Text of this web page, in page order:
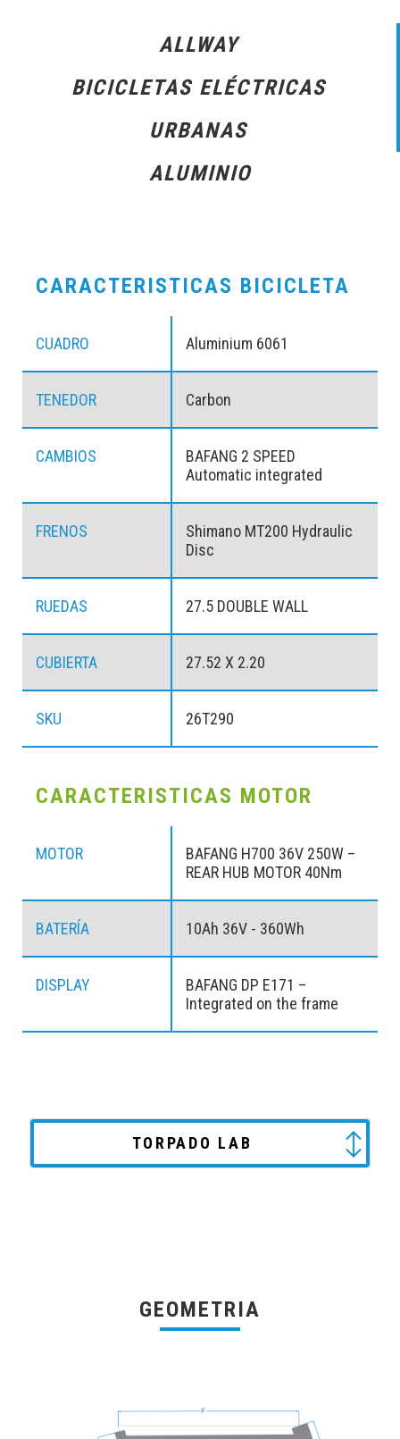
ALLWAY
BICICLETAS ELÉCTRICAS
URBANAS
ALUMINIO
CARACTERISTICAS BICICLETA
CUADRO Aluminium 6061
TENEDOR Carbon
CAMBIOS
BAFANG 2 SPEED
Automatic integrated
FRENOS
Shimano MT200 Hydraulic
Disc
RUEDAS 27.5 DOUBLE WALL
CUBIERTA 27.52 X 2.20
SKU 26T290
CARACTERISTICAS MOTOR
MOTOR
BAFANG H700 36V 250W –
REAR HUB MOTOR 40Nm
BATERÍA 10Ah 36V - 360Wh
DISPLAY
BAFANG DP E171 –
Integrated on the frame
TORPADO LAB
GEOMETRIA